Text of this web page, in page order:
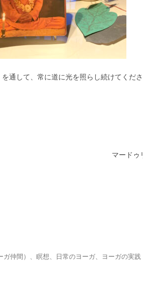
を通して、常に道に光を照らし続けてくだ
マードゥ
仲間） 、 瞑想、 日常のヨーガ、 ヨーガの実践